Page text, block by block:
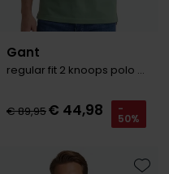
Gant
regular fit 2 knoops polo groen
€ 89,95€ 44,98 -
50%